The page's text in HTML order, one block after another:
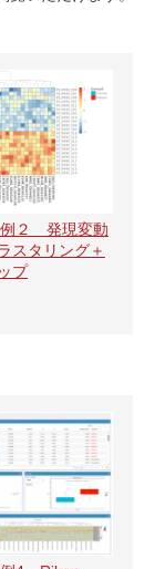
２ 発現変動
スタリング＋
プ